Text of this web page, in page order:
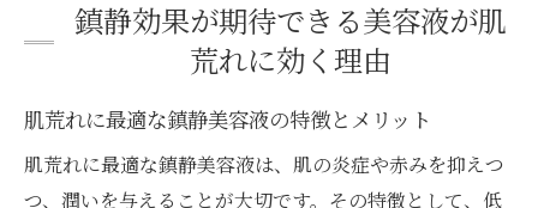
鎮静効果が期待できる美容液が肌
荒れに効く理由
肌荒れに最適な鎮静美容液の特徴とメリット
肌荒れに最適な鎮静美容液は、肌の炎症や赤みを抑えつ
つ、潤いを与えることが大切です。その特徴として、低